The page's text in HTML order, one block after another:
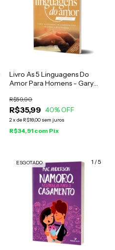
Livro As 5 Linguagens Do
Amor Para Homens - Gary
R$35,99
R$59,90
40% OFF
2x de R$18,00 sem juros
R$34,91 com Pix
1 /5
ESGOTADO